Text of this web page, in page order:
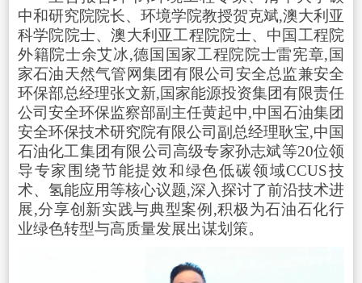
中和研究院院长、环境学院教授贺克斌,澳大利亚
科学院院士、澳大利亚工程院院士、中国工程院
外籍院士余艾冰,德国国家工程院院士雷宪章,国
家石油天然气管网集团有限公司安全总监兼安全
环保部总经理张文新,国家能源投资集团有限责任
公司安全环保监察部副主任黄起中,中国石油集团
安全环保技术研究院有限公司副总经理耿宝,中国
石油化工集团有限公司高级专家孙志斌等20位领
导专家围绕节能提效和绿色低碳领域CCUS技
术、氢能应用等核心议题,深入探讨了前沿技术进
展,分享创新实践与典型案例,积极为石油石化行
业绿色转型与高质量发展出谋划策。